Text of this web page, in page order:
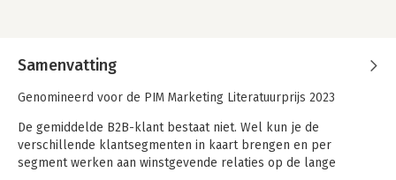
Samenvatting
Genomineerd voor de PIM Marketing Literatuurprijs 2023
De gemiddelde B2B-klant bestaat niet. Wel kun je de
verschillende klantsegmenten in kaart brengen en per
segment werken aan winstgevende relaties op de lange